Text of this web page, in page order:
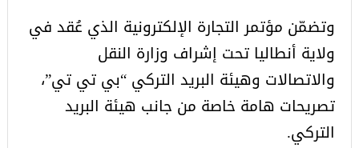
وتضمّن مؤتمر التجارة الإلكترونية الذي عُقد في
ولاية أنطاليا تحت إشراف وزارة النقل
والاتصالات وهيئة البريد التركي “بي تي تي”،
تصريحات هامة خاصة من جانب هيئة البريد
التركي.